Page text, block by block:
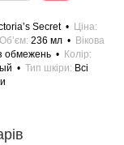
Secret
Ціна
Об’єм 236 мл
Вікова
обмежень
Колір
Тип шкіри
Всі